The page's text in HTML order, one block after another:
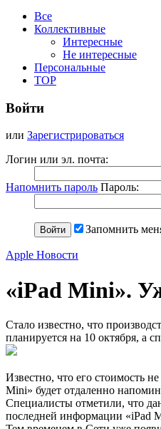
Все
Коллективные
Интересные
Не интересные
Персональные
TOP
Войти
или Зарегистрироваться
Логин или эл. почта:
Напомнить пароль Пароль:
Запомнить
Apple Новости
«iPad Мini».
Стало известно, что
планируется на 10 октября, а
Известно, что его стоимость
Мini» будет отдаленно
Специалисты отметили, что
последней информации «iPad